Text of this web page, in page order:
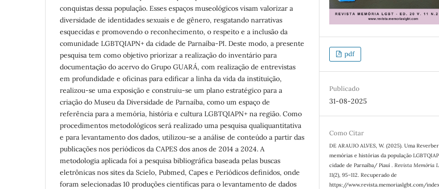
conquistas dessa população. Esses espaços museológicos visam valorizar a
diversidade de identidades sexuais e de gênero, resgatando narrativas
esquecidas e promovendo o reconhecimento, o respeito e a inclusão da
comunidade LGBTQIAPN+ da cidade de Parnaíba-PI. Deste modo, a presente
pesquisa tem como objetivo priorizar a realização do inventário para
documentação do acervo do Grupo GUARÁ, com realização de entrevistas
em profundidade e oficinas para edificar a linha da vida da instituição,
realizou-se uma exposição e construiu-se um plano estratégico para a
criação do Museu da Diversidade de Parnaíba, como um espaço de
referência para a memória, história e cultura LGBTQIAPN+ na região. Como
procedimentos metodológicos será realizado uma pesquisa qualiquantitativa
e para levantamento dos dados, utilizou-se a análise de conteúdo a partir das
publicações nos periódicos da CAPES dos anos de 2014 a 2024. A
metodologia aplicada foi a pesquisa bibliográfica baseada pelas buscas
eletrônicas nos sites da Scielo, Pubmed, Capes e Periódicos definidos, onde
foram selecionadas 10 produções cientificas para o levantamento de dados
pdf
Publicado
31-08-2025
Como Citar
DE ARAUJO ALVES, W. (2025). Uma
memórias e histórias da população
cidade de Parnaíba/ Piauí . Revista Memória
11(2), 95–112. Recuperado de
https://www.revista.memoriaslgbt.com/